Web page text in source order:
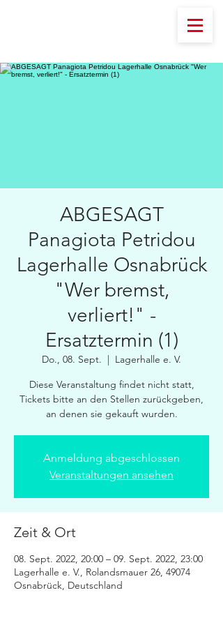
ABGESAGT
Panagiota Petridou
Lagerhalle Osnabrück
"Wer bremst,
verliert!" -
Ersatztermin (1)
Do., 08. Sept.
  |
Lagerhalle e. V.
Diese Veranstaltung findet nicht statt,
Tickets bitte an den Stellen zurückgeben,
an denen sie gekauft wurden.
Anmeldung abgeschlossen
Veranstaltungen ansehen
Zeit & Ort
08. Sept. 2022, 20:00 – 09. Sept. 2022, 23:00
Lagerhalle e. V., Rolandsmauer 26, 49074
Osnabrück, Deutschland